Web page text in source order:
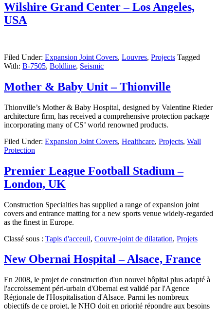
Wilshire Grand Center – Los Angeles,
USA
Filed Under: Expansion Joint Covers, Louvres, Projects Tagged
With: B-7505, Boldline, Seismic
Mother & Baby Unit – Thionville
Thionville’s Mother & Baby Hospital, designed by Valentine Rieder
architecture firm, has received a comprehensive protection package
incorporating many of CS’ world renowned products.
Filed Under: Expansion Joint Covers, Healthcare, Projects, Wall
Protection
Premier League Football Stadium –
London, UK
Construction Specialties has supplied a range of expansion joint
covers and entrance matting for a new sports venue widely-regarded
as the finest in Europe.
Classé sous : Tapis d'acceuil, Couvre-joint de dilatation, Projets
New Obernai Hospital – Alsace, France
En 2008, le projet de construction d'un nouvel hôpital plus adapté à
l'accroissement péri-urbain d'Obernai est validé par l'Agence
Régionale de l'Hospitalisation d'Alsace. Parmi les nombreux
objectifs de ce projet, le NHO doit en priorité répondre aux besoins